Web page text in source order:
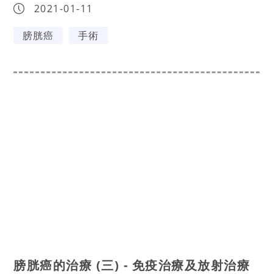
2021-01-11
膀胱癌
手術
膀胱癌的治療 (三) - 免疫治療及放射治療